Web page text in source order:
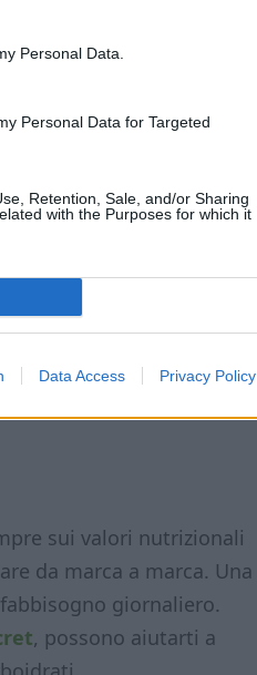
Personal Data.
Personal Data for Targeted
Retention, Sale, and/or Sharing
with the Purposes for which it
Data Access Privacy Policy
di 4 condita:
sui valori nutrizionali
da marca a marca. Una
giornaliero.
, possono aiutarti a